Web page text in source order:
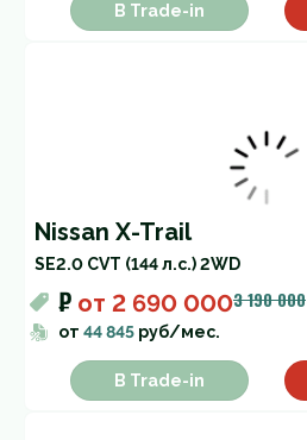
В Trade-in
Nissan X-Trail
SE2.0 CVT (144 л.с.) 2WD
₽ от 2 690 0003 190 000
от 44 845 руб/мес.
В Trade-in